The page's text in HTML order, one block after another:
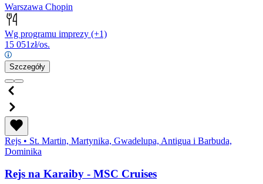
Warszawa Chopin
Wg programu imprezy (+1)
15 051zł/os.
Szczegóły
Rejs • St. Martin, Martynika, Gwadelupa, Antigua i Barbuda,
Dominika
Rejs na Karaiby - MSC Cruises